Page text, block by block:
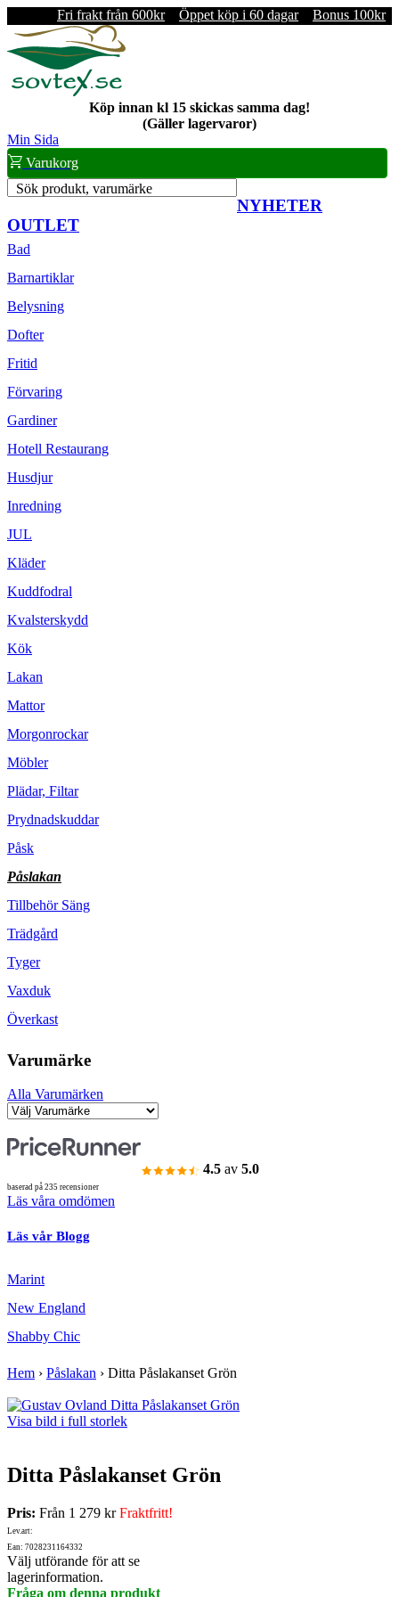
Fri frakt från 600kr Öppet köp i 60 dagar Bonus 100kr
Köp innan kl 15 skickas samma dag!
(Gäller lagervaror)
Min Sida
Varukorg
Sök produkt, varumärke
NYHETER
OUTLET
Bad
Barnartiklar
Belysning
Dofter
Fritid
Förvaring
Gardiner
Hotell Restaurang
Husdjur
Inredning
JUL
Kläder
Kuddfodral
Kvalsterskydd
Kök
Lakan
Mattor
Morgonrockar
Möbler
Plädar, Filtar
Prydnadskuddar
Påsk
Påslakan
Tillbehör Säng
Trädgård
Tyger
Vaxduk
Överkast
Varumärke
Alla Varumärken
4.5 av 5.0
baserad på 235 recensioner
Läs våra omdömen
Läs vår Blogg
Marint
New England
Shabby Chic
Hem › Påslakan › Ditta Påslakanset Grön
Visa bild i full storlek
Ditta Påslakanset Grön
Pris: Från 1 279 krFraktfritt!
Lev.art:
Ean: 7028231164332
Välj utförande för att se
lagerinformation.
Fråga om denna produkt